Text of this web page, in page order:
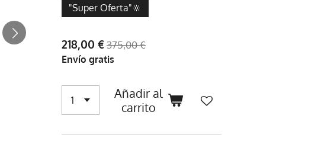
"Super Oferta"🔆
218,00 €375,00 €
Envío gratis
Añadir al
carrito